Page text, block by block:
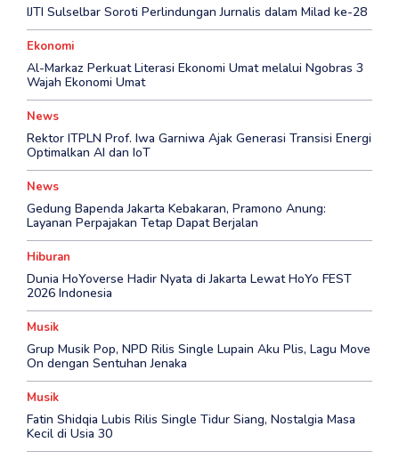
IJTI Sulselbar Soroti Perlindungan Jurnalis dalam Milad ke-28
Ekonomi
Al-Markaz Perkuat Literasi Ekonomi Umat melalui Ngobras 3
Wajah Ekonomi Umat
News
Rektor ITPLN Prof. Iwa Garniwa Ajak Generasi Transisi Energi
Optimalkan AI dan IoT
News
Gedung Bapenda Jakarta Kebakaran, Pramono Anung:
Layanan Perpajakan Tetap Dapat Berjalan
Hiburan
Dunia HoYoverse Hadir Nyata di Jakarta Lewat HoYo FEST
2026 Indonesia
Musik
Grup Musik Pop, NPD Rilis Single Lupain Aku Plis, Lagu Move
On dengan Sentuhan Jenaka
Musik
Fatin Shidqia Lubis Rilis Single Tidur Siang, Nostalgia Masa
Kecil di Usia 30